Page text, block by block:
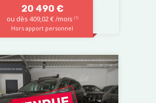
20 490 €
ou dès 409,02 € /mois (1)
Hors apport personnel